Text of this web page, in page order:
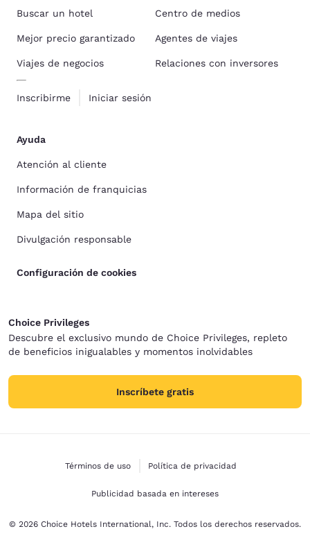
Buscar un hotel
Mejor precio garantizado
Viajes de negocios
Inscribirme Iniciar sesión
Centro de medios
Agentes de viajes
Relaciones con inversores
Ayuda
Atención al cliente
Información de franquicias
Mapa del sitio
Divulgación responsable
Configuración de cookies
Choice Privileges
Descubre el exclusivo mundo de Choice Privileges, repleto
de beneficios inigualables y momentos inolvidables
Inscríbete gratis
Términos de uso Política de privacidad
Publicidad basada en intereses
© 2026 Choice Hotels International, Inc. Todos los derechos reservados.